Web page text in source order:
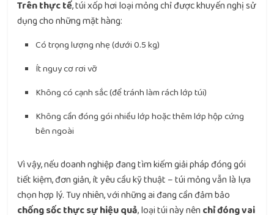
Trên thực tế, túi xốp hơi loại mỏng chỉ được khuyến nghị sử
dụng cho những mặt hàng:
Có trọng lượng nhẹ (dưới 0.5 kg)
Ít nguy cơ rơi vỡ
Không có cạnh sắc (để tránh làm rách lớp túi)
Không cần đóng gói nhiều lớp hoặc thêm lớp hộp cứng
bên ngoài
Vì vậy, nếu doanh nghiệp đang tìm kiếm giải pháp đóng gói
tiết kiệm, đơn giản, ít yêu cầu kỹ thuật – túi mỏng vẫn là lựa
chọn hợp lý. Tuy nhiên, với những ai đang cần đảm bảo
chống sốc thực sự hiệu quả, loại túi này nên chỉ đóng vai